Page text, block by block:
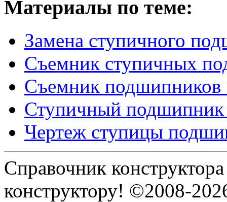
Материалы по теме:
Замена ступичного
Съемник ступичных
Съемник подшипников
Ступичный подшипник
Чертеж ступицы
Справочник
конструктору! ©2008-